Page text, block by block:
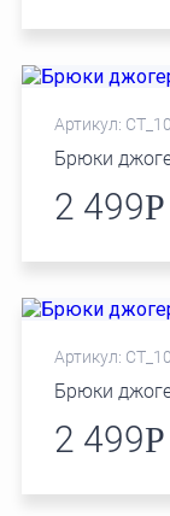
Артикул:
Брюки
2 499Р
Артикул:
Брюки
2 499Р